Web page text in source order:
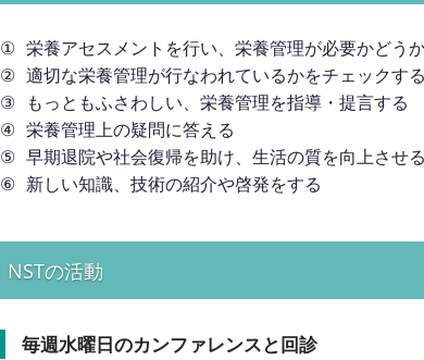
① 栄養アセスメントを行い、栄養管理が必要かどう
② 適切な栄養管理が行なわれているかをチェックする
③ もっともふさわしい、栄養管理を指導・提言する
④ 栄養管理上の疑問に答える
⑤ 早期退院や社会復帰を助け、生活の質を向上させる
⑥ 新しい知識、技術の紹介や啓発をする
NSTの活動
毎週水曜日のカンファレンスと回診